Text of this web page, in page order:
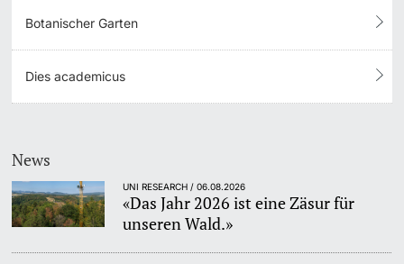
Botanischer Garten
Dies academicus
News
UNI RESEARCH / 06.08.2026
«Das Jahr 2026 ist eine Zäsur für
unseren Wald.»